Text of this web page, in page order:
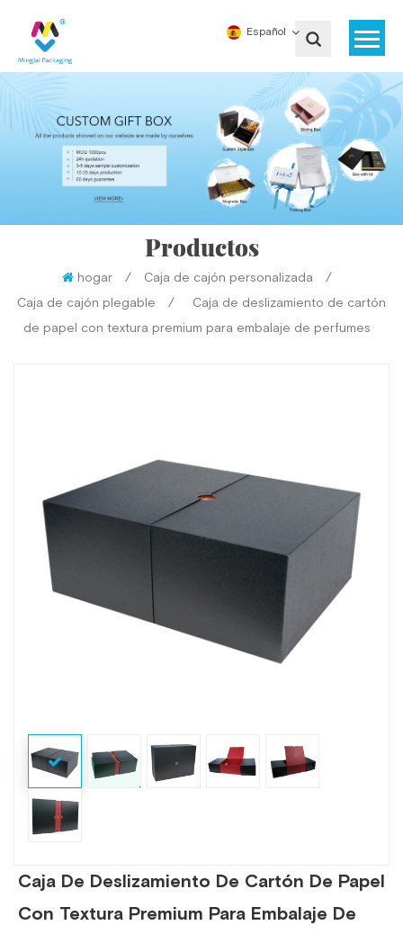
Español
Productos
hogar / Caja de cajón personalizada
/
Caja de cajón plegable
/
Caja de deslizamiento de cartón
de papel con textura premium para embalaje de perfumes
Caja De Deslizamiento De Cartón De Papel
Con Textura Premium Para Embalaje De